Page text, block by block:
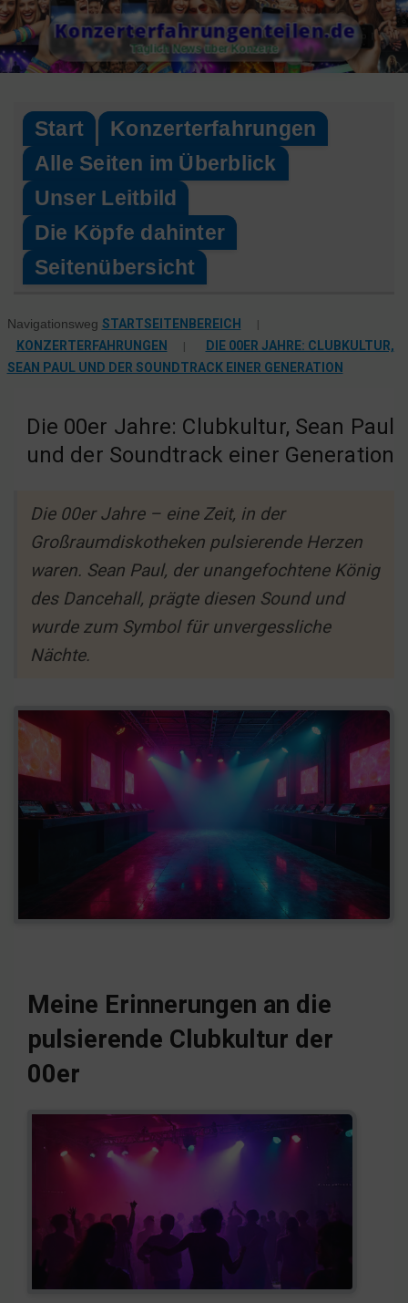
Skip
to
content
Konzerterfahrungenteilen.de
Täglich News über Konzerte
Start
Konzerterfahrungen
Alle Seiten im Überblick
Unser Leitbild
Die Köpfe dahinter
Seitenübersicht
Navigationsweg STARTSEITENBEREICH
|
KONZERTERFAHRUNGEN
|
DIE 00ER JAHRE: CLUBKULTUR,
SEAN PAUL UND DER SOUNDTRACK EINER GENERATION
Die 00er Jahre: Clubkultur, Sean Paul
und der Soundtrack einer Generation
Die 00er Jahre – eine Zeit, in der
Großraumdiskotheken pulsierende Herzen
waren. Sean Paul, der unangefochtene König
des Dancehall, prägte diesen Sound und
wurde zum Symbol für unvergessliche
Nächte.
Meine Erinnerungen an die
pulsierende Clubkultur der
00er